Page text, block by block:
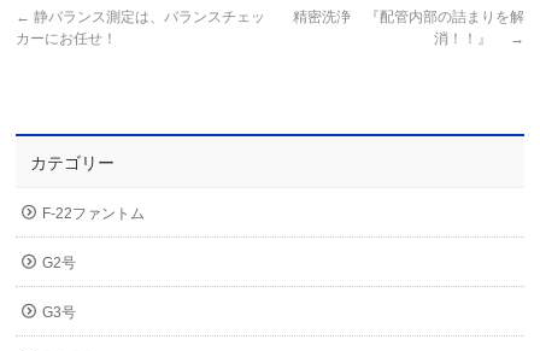
← 静バランス測定は、バランスチェッ
カーにお任せ！
精密洗浄 『配管内部の詰まりを解
消！！』
→
カテゴリー
F-22ファントム
G2号
G3号